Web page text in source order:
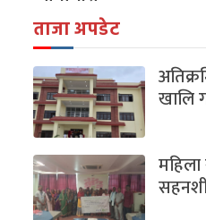
ताजा अपडेट
खालि